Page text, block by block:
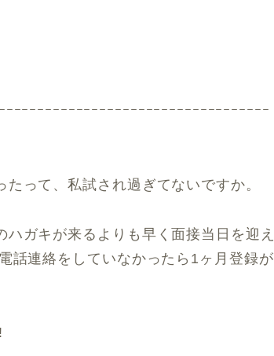
ｰｰｰｰｰｰｰｰｰｰｰｰｰｰｰｰｰｰｰｰｰｰｰｰｰｰｰｰｰｰｰｰｰ
って、私試され過ぎてないですか。
ガキが来るよりも早く面接当日を迎え
話連絡をしていなかったら1ヶ月登録が